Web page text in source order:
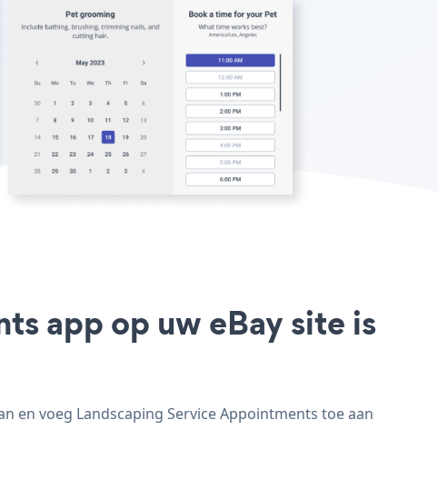
app op uw eBay site is
en voeg Landscaping Service Appointments toe aan